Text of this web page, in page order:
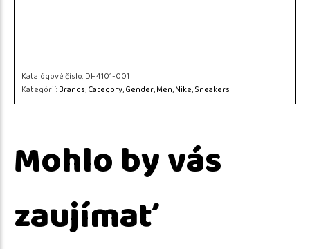
Katalógové číslo:DH4101-001
Kategórií:Brands,Category,Gender,Men,Nike,Sneakers
Mohlo by vás
zaujímať